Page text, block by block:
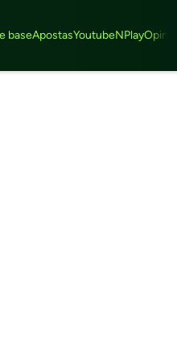
baseApostasYoutubeNPlayOpinião